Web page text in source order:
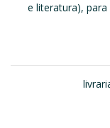
e literatura),